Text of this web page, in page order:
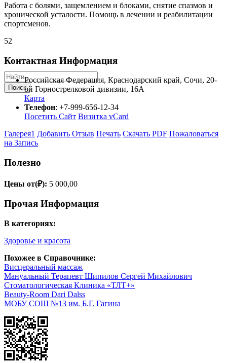
Поиск
Работа с болями, защемлением и блоками, снятие спазмов и
хронической усталости. Помощь в лечении и реабилитации
спортсменов.
52
Контактная Информация
Российская Федерация, Краснодарский край, Сочи, 20-
ой Горнострелковой дивизии, 16А
Карта
Телефон: +7-999-656-12-34
Посетить Сайт Визитка vCard
Галерея1 Добавить Отзыв Печать Скачать PDF Пожаловаться
на Запись
Полезно
Цены от(₽): 5 000,00
Прочая Информация
В категориях:
Здоровье и красота
Похожее в Справочнике:
Висцеральный массаж
Мануальный Терапевт Шипилов Сергей Михайлович
Стоматологическая Клиника «ТЛТ+»
Beauty-Room Dari Dalss
МОБУ СОШ №13 им. Б.Г. Гагина